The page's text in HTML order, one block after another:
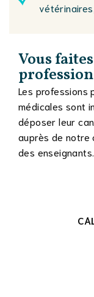
Vous
Les professions
médicales sont
déposer leur
auprès de notre
des enseignants.